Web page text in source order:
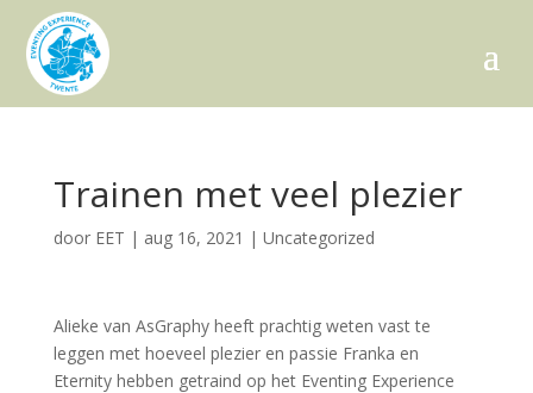
Trainen met veel plezier
door EET | aug 16, 2021 | Uncategorized
Alieke van AsGraphy heeft prachtig weten vast te
leggen met hoeveel plezier en passie Franka en
Eternity hebben getraind op het Eventing Experience